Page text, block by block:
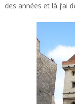
des années et là j’ai